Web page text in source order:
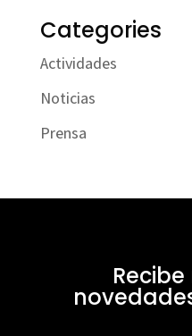
Categories
Actividades
Noticias
Prensa